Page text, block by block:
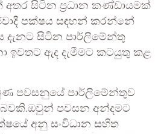
සිටින ප්‍රධාන කණ්ඩායමක්
පක්ෂය සඳහන් කරන්නේ
සිටින පාර්ලිමේන්තු
ඉවතට ඇද දැමීමට කටයුතු කළ
පවසනුයේ පාර්ලිමේන්තුව
බවකි.ඔවුන් පවසන අන්දමට
අනු සංවිධාන සහිත